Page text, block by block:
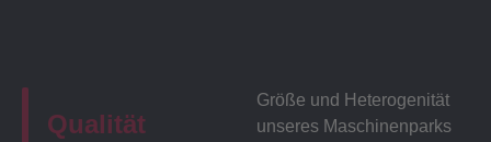
Qualität
Größe und Heterogenität
unseres Maschinenparks